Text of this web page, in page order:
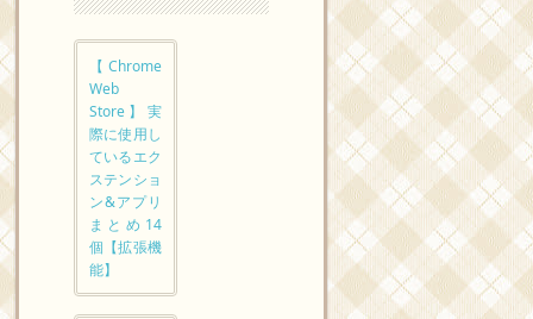
【Chrome
Web
Store】実
際に使用し
ているエク
ステンショ
ン&アプリ
まとめ14
個【拡張機
能】